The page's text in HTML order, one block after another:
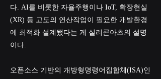
다. AI를 비롯한 자율주행이나 IoT, 확장현실
(XR) 등 고도의 연산작업이 필요한 개발환경
에 최적화 설계됐다는 게 실리콘아츠의 설명
이다.
오픈소스 기반의 개방형명령어집합체(ISA)인